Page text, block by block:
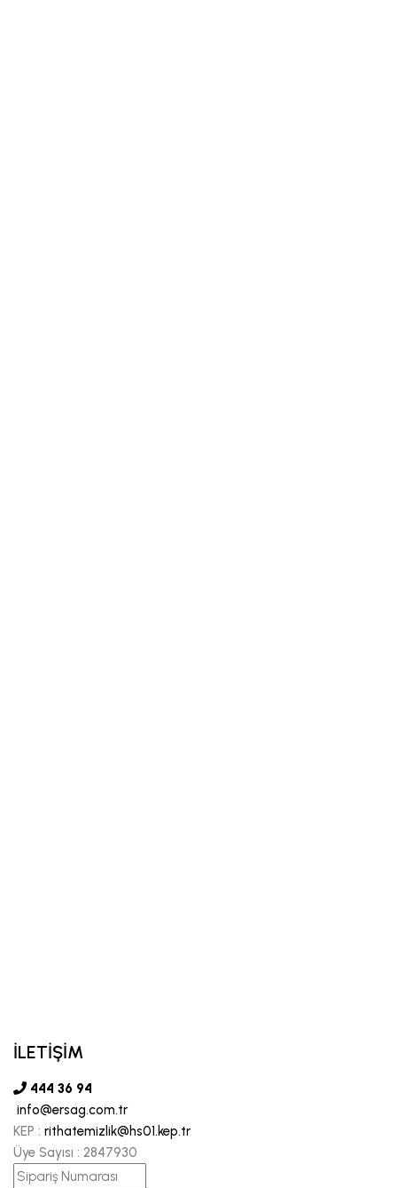
İLETİŞİM
444 36 94
info@ersag.com.tr
KEP : rithatemizlik@hs01.kep.tr
Üye Sayısı : 2847930